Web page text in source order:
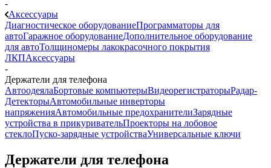
-
Аксессуары
Диагностическое оборудованиеПрограмматоры для
автоГаражное оборудованиеДополнительное оборудование
для автоТолщиномеры лакокрасочного покрытия
ЛКПАксессуары
-
Держатели для телефона
АвтоодеялаБортовые компьютерыВидеорегистраторыРадар-
ДетекторыАвтомобильные инверторы
напряженияАвтомобильные предохранителиЗарядные
устройства в прикуривательПроекторы на лобовое
стеклоПуско-зарядные устройстваУниверсальные ключи
Держатели для телефона